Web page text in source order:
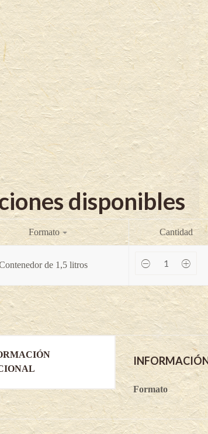
disponibles
Formato Cantidad
de 1,5 litros
Espino
amarillo
Gift
-
Hippophae
rhamnoides
quantity
Formato